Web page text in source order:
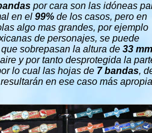
por cara son las idóneas
en el 99% de los casos, pero en
algo mas grandes, por ejemplo
de personajes, se puede
sobrepasan la altura de 33
y por tanto desprotegida la
lo cual las hojas de 7 bandas,
resultarán en ese caso más